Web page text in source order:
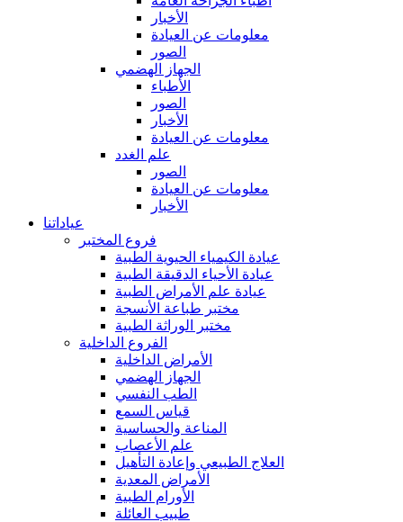
الأخبار
معلومات عن العيادة
الصور
الجهاز الهضمي
الأطباء
الصور
الأخبار
معلومات عن العيادة
علم الغدد
الصور
معلومات عن العيادة
الأخبار
عياداتنا
فروع المختبر
عيادة الكيمياء الحيوية الطبية
عيادة الأحياء الدقيقة الطبية
عيادة علم الأمراض الطبية
مختبر طباعة الأنسجة
مختبر الوراثة الطبية
الفروع الداخلية
الأمراض الداخلية
الجهاز الهضمي
الطب النفسي
قياس السمع
المناعة والحساسية
علم الأعصاب
العلاج الطبيعي وإعادة التأهيل
الأمراض المعدية
الأورام الطبية
طبيب العائلة